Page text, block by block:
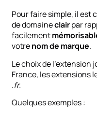
Pour faire simple, il est
de domaineclairpar
facilement
votrenom de marque.
Le choix de l’extension
France, les extensions
.fr.
Quelques exemples :